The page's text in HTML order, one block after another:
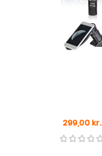
Pris
299,00 kr.